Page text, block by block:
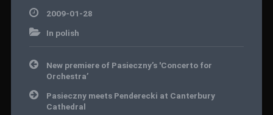
2009-01-28
In polish
Nawigacja
wpisu
New premiere of Pasieczny’s 'Concerto for
Orchestra’
Pasieczny meets Penderecki at Canterbury
Cathedral